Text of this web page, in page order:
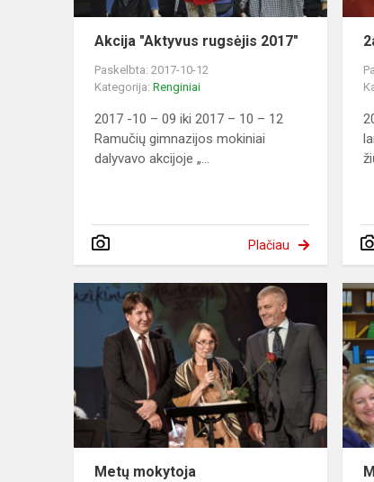
Akcija "Aktyvus rugsėjis 2017"
Paskelbta: 2017-10-12
Kategorija: Renginiai
2017 -10 – 09 iki 2017 – 10 – 12
Ramučių gimnazijos mokiniai
dalyvavo akcijoje „...
Plačiau
Metų mokytoja